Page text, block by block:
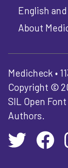
English
About
Medicheck •
Copyright ©
SIL Open
Authors.